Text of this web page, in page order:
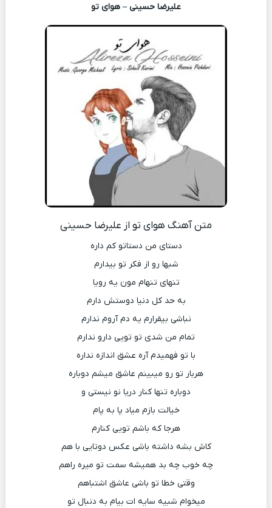
علیرضا حسینی – هوای تو
متن آهنگ هوای تو از علیرضا حسینی
دستای من دستاتو کم داره
شبها رو از فکر تو بیدارم
تنهای تنهام مون یه رویا
به حد کل دنیا دوستش دارم
نباشی بیقرارم یه دم آروم ندارم
تمام من شدی تو تویی دارو ندارم
با تو فهمیدم آره عشق اندازه نداره
هربار تو رو میبینم عاشق میشم دوباره
دوباره تنها کنار دریا نو نیستی و
خیالت بازم میاد پا به پام
هرجا که باشم تویی کنارم
کاش بشه داشته باشی عکس دوتایی با هم
چه خوب چه بد همیشه سمت تو میره راهم
وقتی خطا تو باشی عاشق اشتباهم
میخوام شبیه سایه ات بیام به دنبال تو